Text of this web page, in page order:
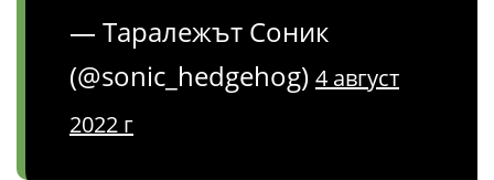
— Таралежът Соник
(@sonic_hedgehog) 4 август
2022 г